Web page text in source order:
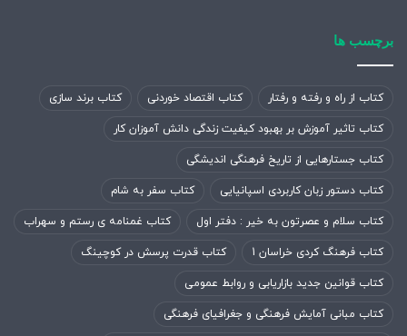
برچسب ها
کتاب از راه و رفته و رفتار کتاب اقتصاد خوردنی کتاب برند سازی
کتاب تاثیر آموزش بر بهبود کیفیت زندگی دانش آموزان کار
کتاب جستارهایی از تاریخ فرهنگی اندیشگی
کتاب دستور زبان کاربردی اسپانیایی کتاب سفر به شام
کتاب سلام و عصرتون به خیر : دفتر اول کتاب غمنامه ی رستم و سهراب
کتاب فرهنگ کردی خراسان 1 کتاب قدرت پرسش در کوچینگ
کتاب قوانین جدید بازاریابی و روابط عمومی
کتاب مبانی آمایش فرهنگی و جغرافیای فرهنگی